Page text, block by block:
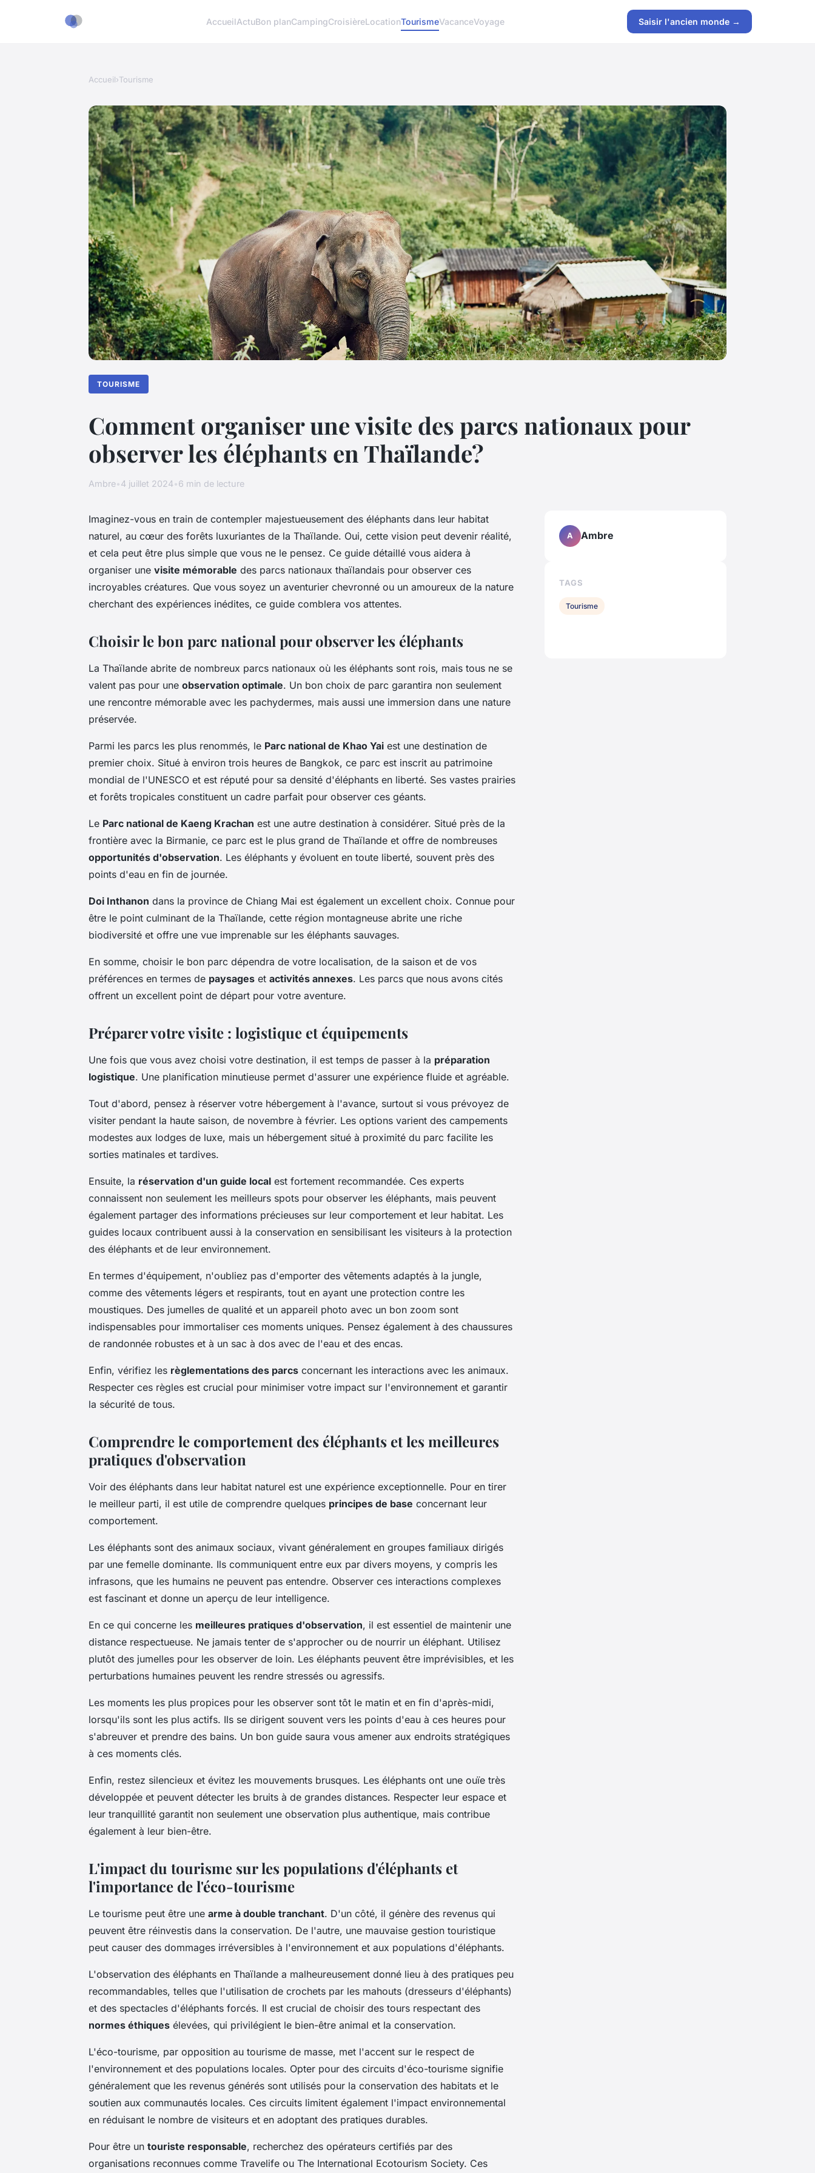
AccueilActuBon planCampingCroisièreLocationTourismeVacanceVoyage Saisir l'ancien monde →
Accueil›Tourisme
TOURISME
Comment organiser une visite des parcs nationaux pour
observer les éléphants en Thaïlande?
Ambre•4 juillet 2024•6 min de lecture
Imaginez-vous en train de contempler majestueusement des éléphants dans leur habitat
naturel, au cœur des forêts luxuriantes de la Thaïlande. Oui, cette vision peut devenir réalité,
et cela peut être plus simple que vous ne le pensez. Ce guide détaillé vous aidera à
organiser une visite mémorable des parcs nationaux thaïlandais pour observer ces
incroyables créatures. Que vous soyez un aventurier chevronné ou un amoureux de la nature
cherchant des expériences inédites, ce guide comblera vos attentes.
Choisir le bon parc national pour observer les éléphants
La Thaïlande abrite de nombreux parcs nationaux où les éléphants sont rois, mais tous ne se
valent pas pour une observation optimale. Un bon choix de parc garantira non seulement
une rencontre mémorable avec les pachydermes, mais aussi une immersion dans une nature
préservée.
Parmi les parcs les plus renommés, le Parc national de Khao Yai est une destination de
premier choix. Situé à environ trois heures de Bangkok, ce parc est inscrit au patrimoine
mondial de l'UNESCO et est réputé pour sa densité d'éléphants en liberté. Ses vastes prairies
et forêts tropicales constituent un cadre parfait pour observer ces géants.
Le Parc national de Kaeng Krachan est une autre destination à considérer. Situé près de la
frontière avec la Birmanie, ce parc est le plus grand de Thaïlande et offre de nombreuses
opportunités d'observation. Les éléphants y évoluent en toute liberté, souvent près des
points d'eau en fin de journée.
Doi Inthanon dans la province de Chiang Mai est également un excellent choix. Connue pour
être le point culminant de la Thaïlande, cette région montagneuse abrite une riche
biodiversité et offre une vue imprenable sur les éléphants sauvages.
En somme, choisir le bon parc dépendra de votre localisation, de la saison et de vos
préférences en termes de paysages et activités annexes. Les parcs que nous avons cités
offrent un excellent point de départ pour votre aventure.
Préparer votre visite : logistique et équipements
Une fois que vous avez choisi votre destination, il est temps de passer à la préparation
logistique. Une planification minutieuse permet d'assurer une expérience fluide et agréable.
Tout d'abord, pensez à réserver votre hébergement à l'avance, surtout si vous prévoyez de
visiter pendant la haute saison, de novembre à février. Les options varient des campements
modestes aux lodges de luxe, mais un hébergement situé à proximité du parc facilite les
sorties matinales et tardives.
Ensuite, la réservation d'un guide local est fortement recommandée. Ces experts
connaissent non seulement les meilleurs spots pour observer les éléphants, mais peuvent
également partager des informations précieuses sur leur comportement et leur habitat. Les
guides locaux contribuent aussi à la conservation en sensibilisant les visiteurs à la protection
des éléphants et de leur environnement.
En termes d'équipement, n'oubliez pas d'emporter des vêtements adaptés à la jungle,
comme des vêtements légers et respirants, tout en ayant une protection contre les
moustiques. Des jumelles de qualité et un appareil photo avec un bon zoom sont
indispensables pour immortaliser ces moments uniques. Pensez également à des chaussures
de randonnée robustes et à un sac à dos avec de l'eau et des encas.
Enfin, vérifiez les règlementations des parcs concernant les interactions avec les animaux.
Respecter ces règles est crucial pour minimiser votre impact sur l'environnement et garantir
la sécurité de tous.
Comprendre le comportement des éléphants et les meilleures
pratiques d'observation
Voir des éléphants dans leur habitat naturel est une expérience exceptionnelle. Pour en tirer
le meilleur parti, il est utile de comprendre quelques principes de base concernant leur
comportement.
Les éléphants sont des animaux sociaux, vivant généralement en groupes familiaux dirigés
par une femelle dominante. Ils communiquent entre eux par divers moyens, y compris les
infrasons, que les humains ne peuvent pas entendre. Observer ces interactions complexes
est fascinant et donne un aperçu de leur intelligence.
En ce qui concerne les meilleures pratiques d'observation, il est essentiel de maintenir une
distance respectueuse. Ne jamais tenter de s'approcher ou de nourrir un éléphant. Utilisez
plutôt des jumelles pour les observer de loin. Les éléphants peuvent être imprévisibles, et les
perturbations humaines peuvent les rendre stressés ou agressifs.
Les moments les plus propices pour les observer sont tôt le matin et en fin d'après-midi,
lorsqu'ils sont les plus actifs. Ils se dirigent souvent vers les points d'eau à ces heures pour
s'abreuver et prendre des bains. Un bon guide saura vous amener aux endroits stratégiques
à ces moments clés.
Enfin, restez silencieux et évitez les mouvements brusques. Les éléphants ont une ouïe très
développée et peuvent détecter les bruits à de grandes distances. Respecter leur espace et
leur tranquillité garantit non seulement une observation plus authentique, mais contribue
également à leur bien-être.
L'impact du tourisme sur les populations d'éléphants et
l'importance de l'éco-tourisme
Le tourisme peut être une arme à double tranchant. D'un côté, il génère des revenus qui
peuvent être réinvestis dans la conservation. De l'autre, une mauvaise gestion touristique
peut causer des dommages irréversibles à l'environnement et aux populations d'éléphants.
L'observation des éléphants en Thaïlande a malheureusement donné lieu à des pratiques peu
recommandables, telles que l'utilisation de crochets par les mahouts (dresseurs d'éléphants)
et des spectacles d'éléphants forcés. Il est crucial de choisir des tours respectant des
normes éthiques élevées, qui privilégient le bien-être animal et la conservation.
L'éco-tourisme, par opposition au tourisme de masse, met l'accent sur le respect de
l'environnement et des populations locales. Opter pour des circuits d'éco-tourisme signifie
généralement que les revenus générés sont utilisés pour la conservation des habitats et le
soutien aux communautés locales. Ces circuits limitent également l'impact environnemental
en réduisant le nombre de visiteurs et en adoptant des pratiques durables.
Pour être un touriste responsable, recherchez des opérateurs certifiés par des
organisations reconnues comme Travelife ou The International Ecotourism Society. Ces
A Ambre
TAGS
Tourisme